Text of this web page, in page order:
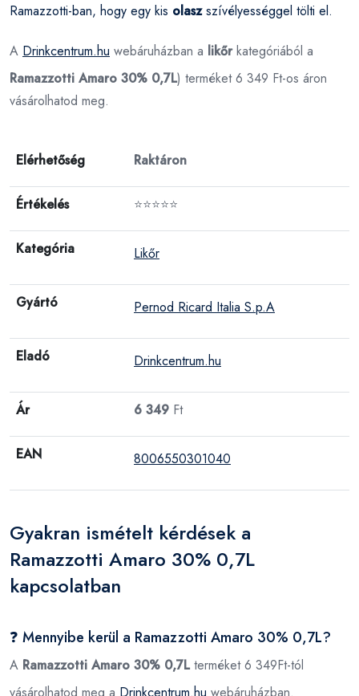
Ramazzotti-ban, hogy egy kis olaszszívélyességgel tölti el.
A Drinkcentrum.hu webáruházban a likőrkategóriából a
Ramazzotti Amaro 30% 0,7L) terméket 6 349 Ft-os áron
vásárolhatod meg.
Elérhetőség Raktáron
Értékelés ⭐⭐⭐⭐⭐
Kategória Likőr
Gyártó Pernod Ricard Italia S.p.A
Eladó Drinkcentrum.hu
Ár 6 349 Ft
EAN 8006550301040
Gyakran ismételt kérdések a
Ramazzotti Amaro 30% 0,7L
kapcsolatban
❓ Mennyibe kerül a Ramazzotti Amaro 30% 0,7L?
A Ramazzotti Amaro 30% 0,7Lterméket 6 349Ft-tól
vásárolhatod meg a Drinkcentrum.hu webáruházban.